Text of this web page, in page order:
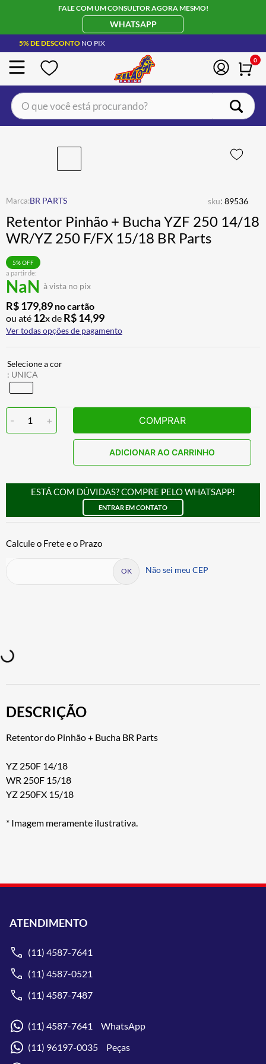
FALE COM UM CONSULTOR AGORA MESMO!
WHATSAPP
5% DE DESCONTO NO PIX
0
O que você está procurando?
BR PARTS sku: 89536
Retentor Pinhão + Bucha YZF 250 14/18
WR/YZ 250 F/FX 15/18 BR Parts
a partir de:
NaN à vista no pix
5% OFF
R$179,89 no cartão
ou até 12x de R$14,99
Ver todas opções de pagamento
: UNICA
- 1 + COMPRAR
ADICIONAR AO CARRINHO
ESTÁ COM DÚVIDAS? COMPRE PELO WHATSAPP!
ENTRAR EM CONTATO
Não sei meu CEP
DESCRIÇÃO
Retentor do Pinhão + Bucha BR Parts
YZ 250F 14/18
WR 250F 15/18
YZ 250FX 15/18
* Imagem meramente ilustrativa.
ATENDIMENTO
(11) 4587-7641
(11) 4587-0521
(11) 4587-7487
(11) 4587-7641 WhatsApp
(11) 96197-0035 Peças
CAPACETE LS2
BOTA
5º LUVA
6º
7º
8º
9º AIROH
10º BOTAS